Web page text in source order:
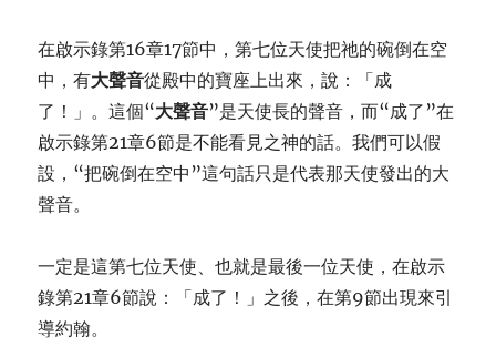
在啟示錄第16章17節中，第七位天使把祂的碗倒在空
中，有大聲音從殿中的寶座上出來，說：「成
了！」。這個“大聲音”是天使長的聲音，而“成了”在
啟示錄第21章6節是不能看見之神的話。我們可以假
設，“把碗倒在空中”這句話只是代表那天使發出的大
聲音。
一定是這第七位天使、也就是最後一位天使，在啟示
錄第21章6節說：「成了！」之後，在第9節出現來引
導約翰。